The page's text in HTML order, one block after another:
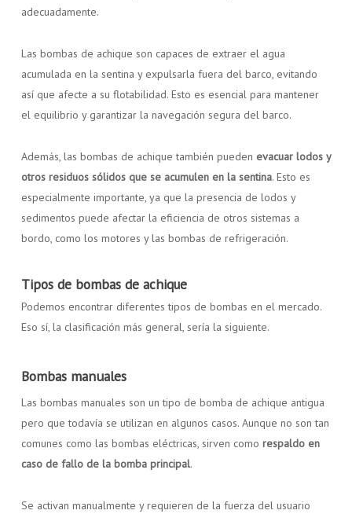
adecuadamente.
Las bombas de achique son capaces de extraer el agua
acumulada en la sentina y expulsarla fuera del barco, evitando
así que afecte a su flotabilidad. Esto es esencial para mantener
el equilibrio y garantizar la navegación segura del barco.
Además, las bombas de achique también pueden evacuar lodos y
otros residuos sólidos que se acumulen en la sentina. Esto es
especialmente importante, ya que la presencia de lodos y
sedimentos puede afectar la eficiencia de otros sistemas a
bordo, como los motores y las bombas de refrigeración.
Tipos de bombas de achique
Podemos encontrar diferentes tipos de bombas en el mercado.
Eso sí, la clasificación más general, sería la siguiente.
Bombas manuales
Las bombas manuales son un tipo de bomba de achique antigua
pero que todavía se utilizan en algunos casos. Aunque no son tan
comunes como las bombas eléctricas, sirven como respaldo en
caso de fallo de la bomba principal.
Se activan manualmente y requieren de la fuerza del usuario